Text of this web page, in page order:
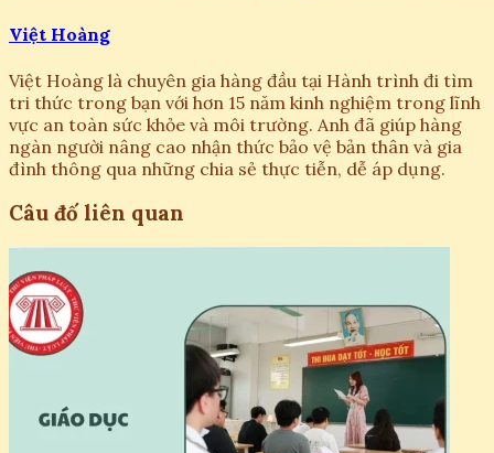
Việt Hoàng
Việt Hoàng là chuyên gia hàng đầu tại Hành trình đi tìm
tri thức trong bạn với hơn 15 năm kinh nghiệm trong lĩnh
vực an toàn sức khỏe và môi trường. Anh đã giúp hàng
ngàn người nâng cao nhận thức bảo vệ bản thân và gia
đình thông qua những chia sẻ thực tiễn, dễ áp dụng.
Câu đố liên quan